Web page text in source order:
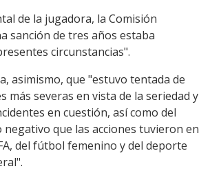
de la jugadora, la Comisión
sanción de tres años estaba
circunstancias".
asimismo, que "estuvo tentada de
más severas en vista de la seriedad y
en cuestión, así como del
que las acciones tuvieron en
del fútbol femenino y del deporte